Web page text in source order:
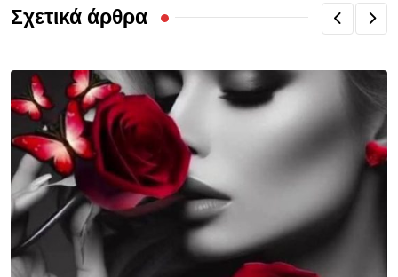
Σχετικά άρθρα